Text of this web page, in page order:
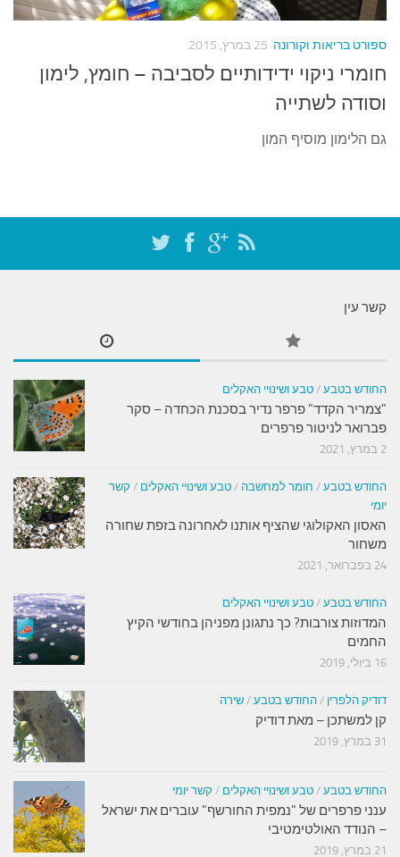
עצות סבתא
נווה הבלוגים
קשר משפחתי
פינת הנכד
ספורט בריאות וקורונה 25 במרץ, 2015
חומרי ניקוי ידידותיים לסביבה – חומץ, לימון
וסודה לשתייה
גם הלימון מוסיף המון
קשר עין
החודש בטבע / טבע ושינויי האקלים
"צמריר הקדד" פרפר נדיר בסכנת הכחדה – סקר
פברואר לניטור פרפרים
2 במרץ, 2021
החודש בטבע / חומר למחשבה / טבע ושינויי האקלים / קשר
יומי
האסון האקולוגי שהציף אותנו לאחרונה בזפת שחורה
משחור
24 בפברואר, 2021
החודש בטבע / טבע ושינויי האקלים
המדוזות צורבות? כך נתגונן מפניהן בחודשי הקיץ
החמים
16 ביולי, 2019
דודיק הלפרין / החודש בטבע / שירה
קן למשתכן – מאת דודיק
31 במרץ, 2019
החודש בטבע / טבע ושינויי האקלים / קשר יומי
ענני פרפרים של "נמפית החורשף" עוברים את ישראל
– הנודד האולטימטיבי
21 במרץ, 2019